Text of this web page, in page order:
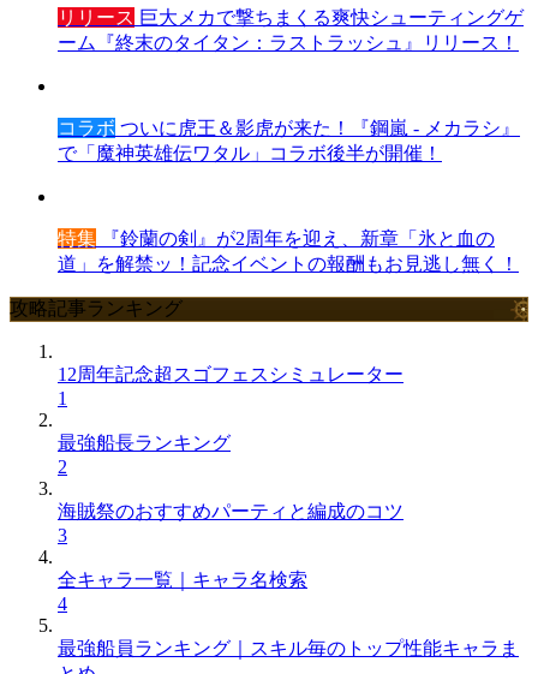
リリース 巨大メカで撃ちまくる爽快シューティングゲ
ーム『終末のタイタン：ラストラッシュ』リリース！
コラボ ついに虎王＆影虎が来た！『鋼嵐 - メカラシ』
で「魔神英雄伝ワタル」コラボ後半が開催！
特集 『鈴蘭の剣』が2周年を迎え、新章「氷と血の
道」を解禁ッ！記念イベントの報酬もお見逃し無く！
攻略記事ランキング
12周年記念超スゴフェスシミュレーター
1
最強船長ランキング
2
海賊祭のおすすめパーティと編成のコツ
3
全キャラ一覧｜キャラ名検索
4
最強船員ランキング｜スキル毎のトップ性能キャラま